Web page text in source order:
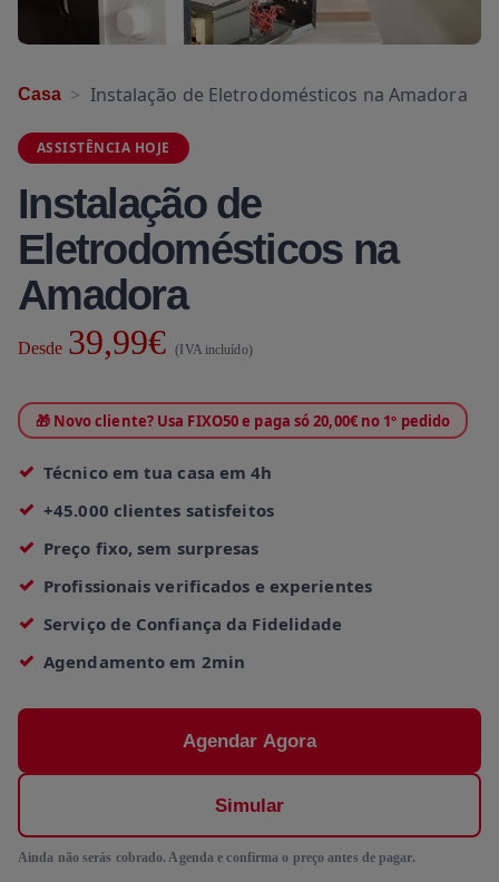
Casa Instalação de Eletrodomésticos na Amadora
ASSISTÊNCIA HOJE
Instalação de
Eletrodomésticos na
Amadora
Desde 39,99€(IVA incluído)
🎁 Novo cliente? Usa FIXO50 e paga só 20,00€ no 1º pedido
Técnico em tua casa em 4h
+45.000 clientes satisfeitos
Preço fixo, sem surpresas
Profissionais verificados e experientes
Serviço de Confiança da Fidelidade
Agendamento em 2min
Agendar Agora
Simular
Ainda não serás cobrado. Agenda e confirma o preço antes de pagar.